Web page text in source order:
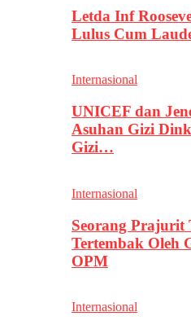
Letda Inf
Lulus Cum
Internasional
UNICEF dan
Asuhan Gizi
Gizi…
Internasional
Seorang
Tertembak Oleh
OPM
Internasional